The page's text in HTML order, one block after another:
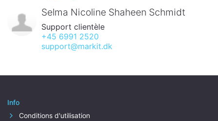
Selma Nicoline Shaheen Schmidt
Support clientèle
+45 6991 2520
support@markit.dk
Info
Conditions d'utilisation